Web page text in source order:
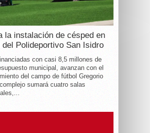
la instalación de césped en
del Polideportivo San Isidro
con casi 8,5 millones de
municipal, avanzan con el
del campo de fútbol Gregorio
sumará cuatro salas